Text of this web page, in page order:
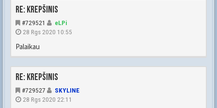
Re: Krepšinis
#729521
eLPi
28 Rgs 2020 10:55
Palaikau
Re: Krepšinis
#729527
SKYLINE
28 Rgs 2020 22:11